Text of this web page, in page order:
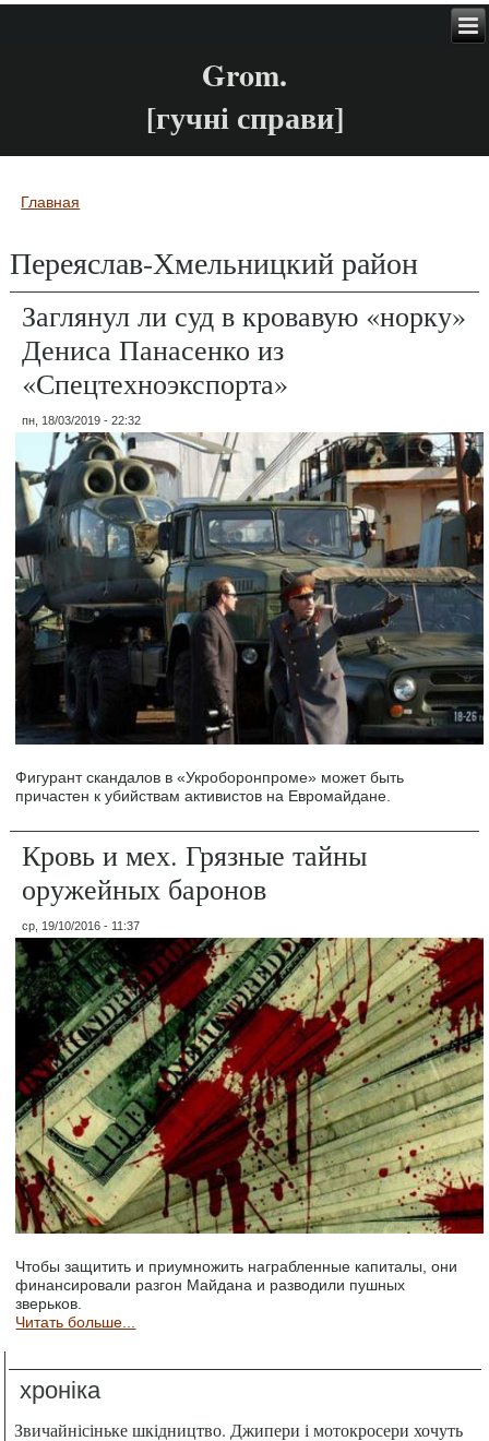
Grom.
[гучні справи]
Вы здесь
Главная
Переяслав-Хмельницкий район
Заглянул ли суд в кровавую «норку»
Дениса Панасенко из
«Спецтехноэкспорта»
пн, 18/03/2019 - 22:32
Фигурант скандалов в «Укроборонпроме» может быть
причастен к убийствам активистов на Евромайдане.
Кровь и мех. Грязные тайны
оружейных баронов
ср, 19/10/2016 - 11:37
Чтобы защитить и приумножить награбленные капиталы, они
финансировали разгон Майдана и разводили пушных
зверьков.
Читать больше...
хроніка
Звичайнісіньке шкідництво. Джипери і мотокросери хочуть